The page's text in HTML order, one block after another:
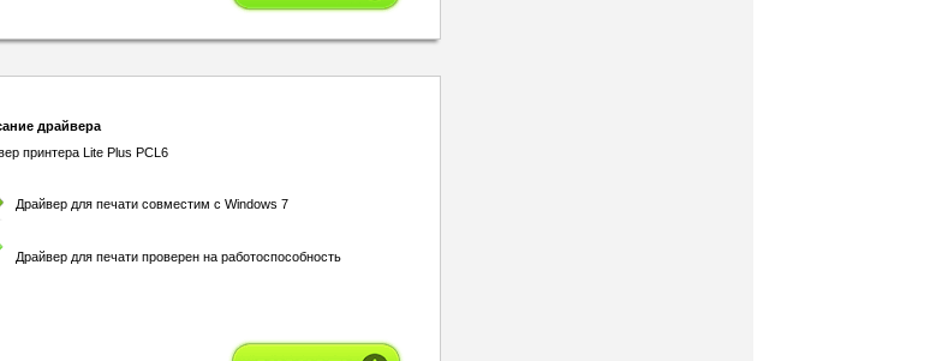
драйвера
принтера Lite Plus PCL6
Драйвер для печати совместим с Windows 7
Драйвер для печати проверен на работоспособность